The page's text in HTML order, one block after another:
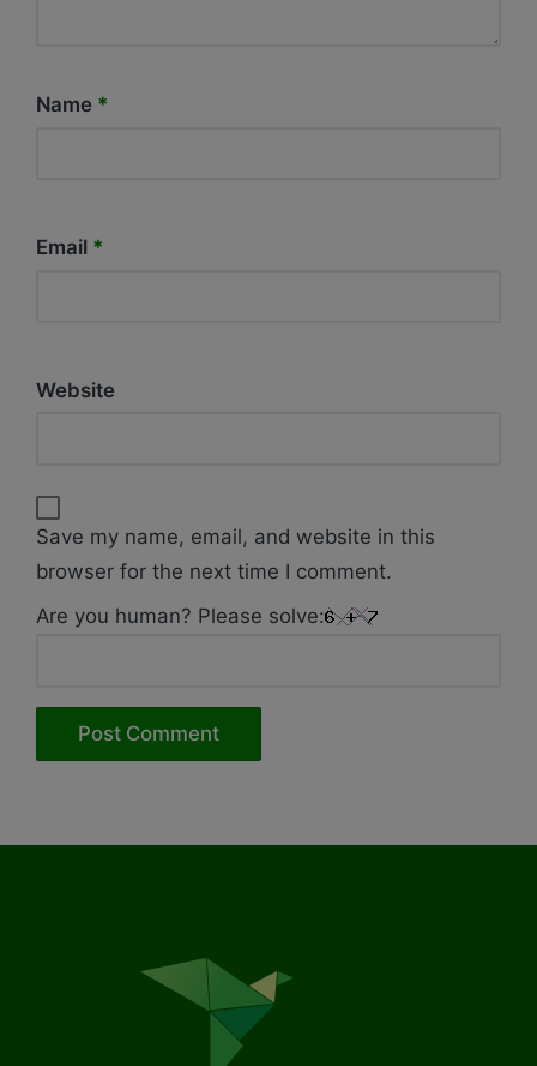
Name *
Email *
Website
Save my name, email, and website in this
browser for the next time I comment.
Are you human? Please solve: